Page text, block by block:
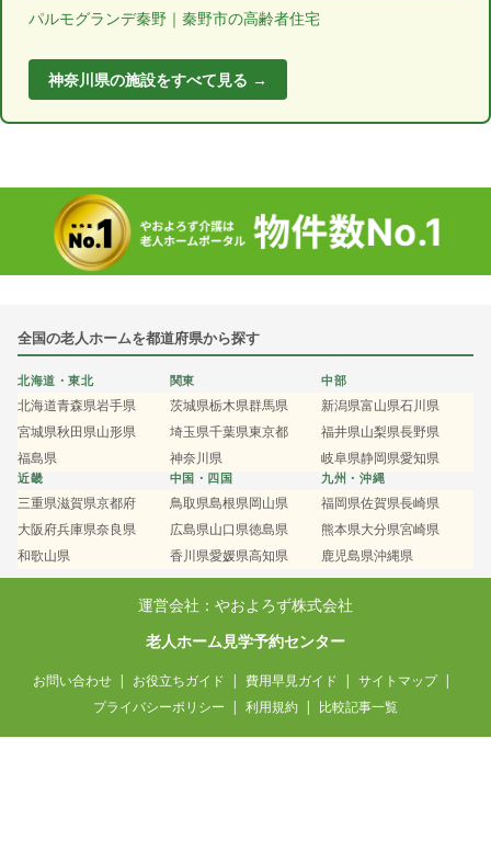
パルモグランデ秦野｜秦野市の高齢者住宅
神奈川県の施設をすべて見る →
全国の老人ホームを都道府県から探す
北海道・東北
北海道青森県岩手県
宮城県秋田県山形県
福島県
関東
茨城県栃木県群馬県
埼玉県千葉県東京都
神奈川県
中部
新潟県富山県石川県
福井県山梨県長野県
岐阜県静岡県愛知県
近畿
三重県滋賀県京都府
大阪府兵庫県奈良県
和歌山県
中国・四国
鳥取県島根県岡山県
広島県山口県徳島県
香川県愛媛県高知県
九州・沖縄
福岡県佐賀県長崎県
熊本県大分県宮崎県
鹿児島県沖縄県
運営会社：やおよろず株式会社
老人ホーム見学予約センター
お問い合わせ お役立ちガイド 費用早見ガイド
サイトマップ
プライバシーポリシー
利用規約 比較記事一覧